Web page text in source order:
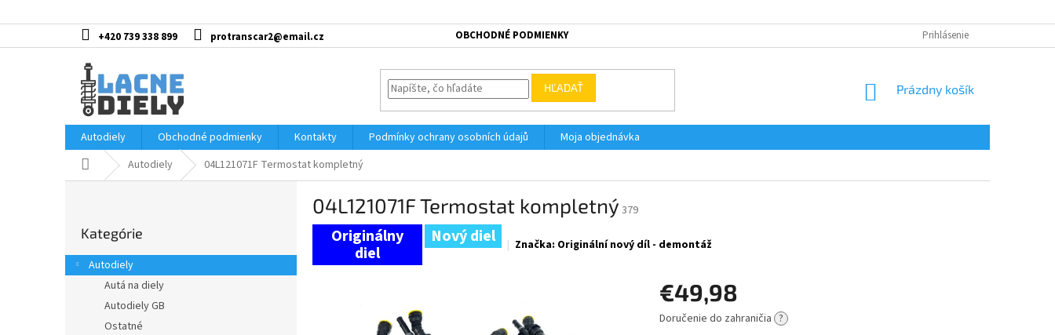
na
+420 739 338 899 protranscar2@email.cz OBCHODNÉ PODMIENKY Prihlásenie
HĽADAŤ
NÁKUPNÝ
Prázdny košík
Autodiely Obchodné podmienky Kontakty Podmínky ochrany osobních údajů
Moja objednávka
DomovAutodiely 04L121071F Termostat kompletný
ý
p
kategórie
Kategórie
Autodiely
Autá na diely
Autodiely GB
Ostatné
04L121071F Termostat kompletný 379
Nový diel Značka: Originální nový díl - demontáž
€49,98
Jednotková
Doručenie do zahraničia ?